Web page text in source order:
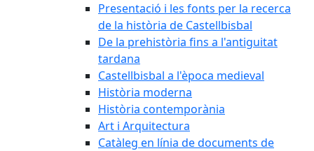
Presentació i les fonts per la recerca
de la història de Castellbisbal
De la prehistòria fins a l'antiguitat
tardana
Castellbisbal a l'època medieval
Història moderna
Història contemporània
Art i Arquitectura
Catàleg en línia de documents de